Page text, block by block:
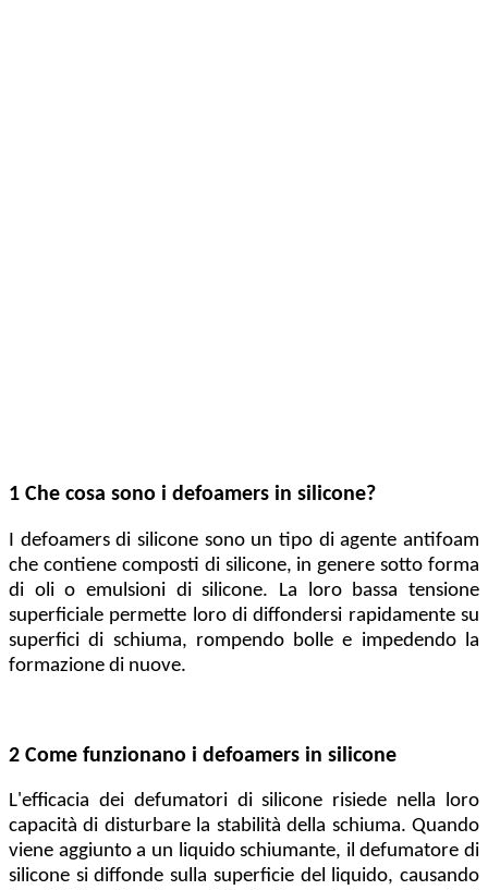
1 Che cosa sono i defoamers in silicone?
I defoamers di silicone sono un tipo di agente antifoam
che contiene composti di silicone, in genere sotto forma
di oli o emulsioni di silicone. La loro bassa tensione
superficiale permette loro di diffondersi rapidamente su
superfici di schiuma, rompendo bolle e impedendo la
formazione di nuove.
2 Come funzionano i defoamers in silicone
L'efficacia dei defumatori di silicone risiede nella loro
capacità di disturbare la stabilità della schiuma. Quando
viene aggiunto a un liquido schiumante, il defumatore di
silicone si diffonde sulla superficie del liquido, causando